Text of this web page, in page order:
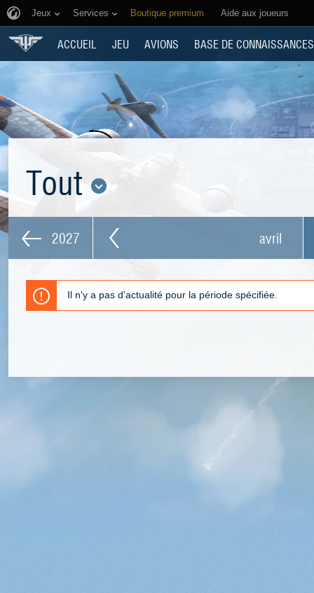
Jeux Services Boutique premium Aide aux joueurs
ACCUEIL JEU AVIONS BASE DE CONNAISSANCES
Tout
2027 avril
Il n'y a pas d'actualité pour la période spécifiée.